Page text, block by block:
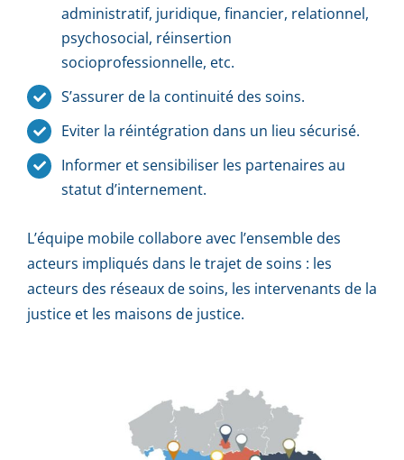
administratif, juridique, financier, relationnel,
psychosocial, réinsertion
socioprofessionnelle, etc.
S’assurer de la continuité des soins.
Eviter la réintégration dans un lieu sécurisé.
Informer et sensibiliser les partenaires au
statut d’internement.
L’équipe mobile collabore avec l’ensemble des
acteurs impliqués dans le trajet de soins : les
acteurs des réseaux de soins, les intervenants de la
justice et les maisons de justice.